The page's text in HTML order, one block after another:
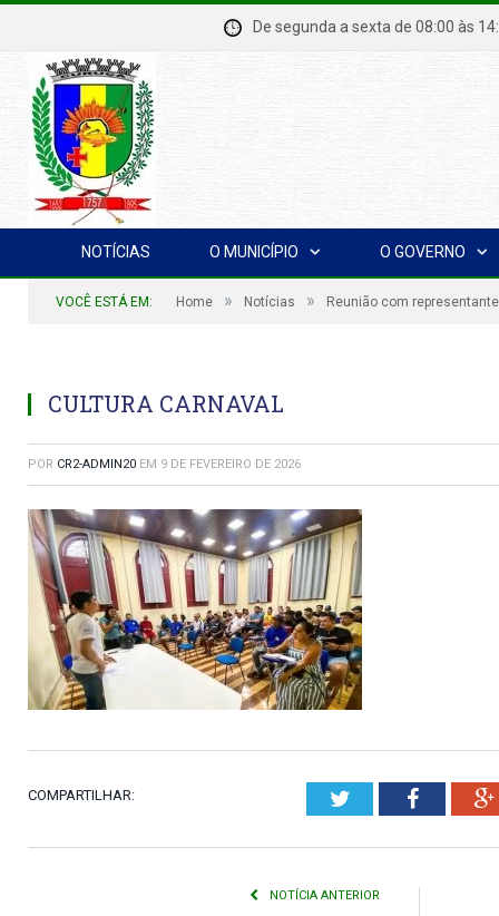
De segunda a sexta de 08:00
NOTÍCIAS O MUNICÍPIO O GOVERNO
VOCÊ ESTÁ EM: Home » Notícias » Reunião com
CULTURA CARNAVAL
POR CR2-ADMIN20 EM 9 DE FEVEREIRO DE 2026
COMPARTILHAR: Twitter
NOTÍCIA ANTERIOR